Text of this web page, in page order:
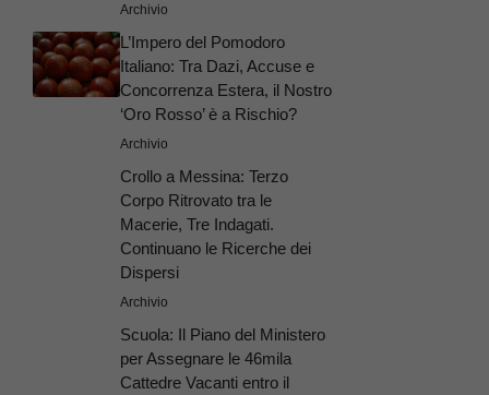
Archivio
L’Impero del Pomodoro
Italiano: Tra Dazi, Accuse e
Concorrenza Estera, il Nostro
‘Oro Rosso’ è a Rischio?
Archivio
Crollo a Messina: Terzo
Corpo Ritrovato tra le
Macerie, Tre Indagati.
Continuano le Ricerche dei
Dispersi
Archivio
Scuola: Il Piano del Ministero
per Assegnare le 46mila
Cattedre Vacanti entro il